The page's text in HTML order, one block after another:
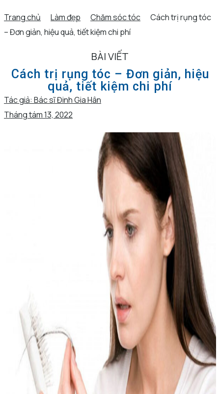
Trang chủ Làm đẹp Chăm sóc tóc
Cách trị rụng tóc
– Đơn giản, hiệu quả, tiết kiệm chi phí
BÀI VIẾT
Cách trị rụng tóc – Đơn giản, hiệu
quả, tiết kiệm chi phí
Tác giả: Bác sĩ Đinh Gia Hân
Tháng tám 13, 2022